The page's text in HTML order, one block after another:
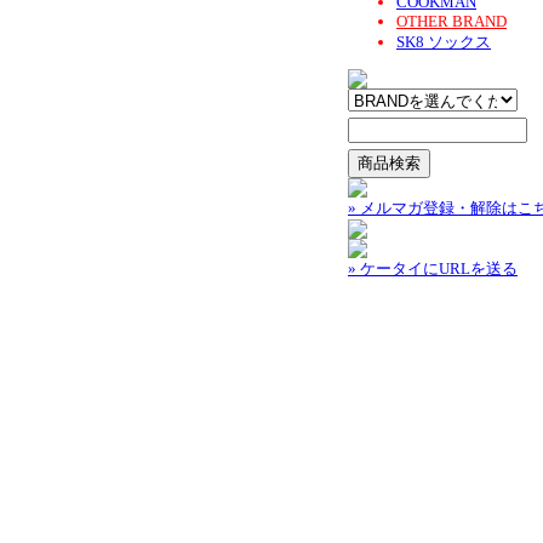
OTHER BRAND
SK8 ソックス
» メルマガ登録・解除はこ
» ケータイにURLを送る